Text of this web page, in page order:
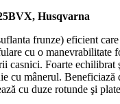
Husqvarna
frunze) eficient
cu o manevrabilitate
casnici. Foarte echilibrat
cu mânerul. Beneficiază
cu duze rotunde şi